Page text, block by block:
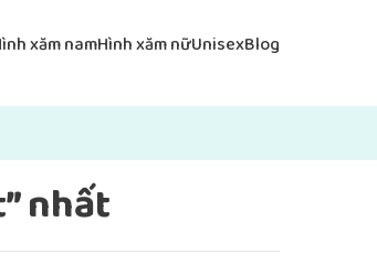
xăm namHình xăm nữUnisexBlog
nhất